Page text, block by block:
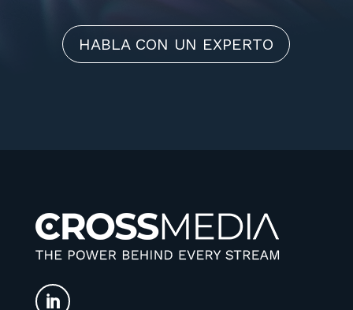
HABLA CON UN EXPERTO
